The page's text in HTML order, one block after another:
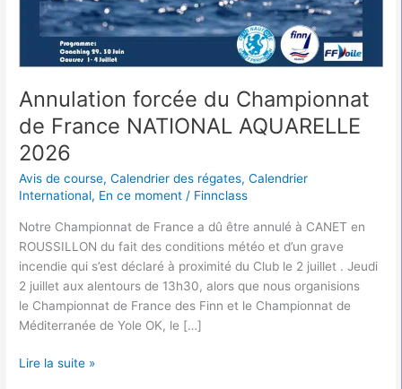
Annulation forcée du Championnat
de France NATIONAL AQUARELLE
2026
Avis de course,Calendrier des régates,Calendrier
International, En ce moment / Finnclass
Notre Championnat de France a dû être annulé à CANET en
ROUSSILLON du fait des conditions météo et d’un grave
incendie qui s’est déclaré à proximité du Club le 2 juillet . Jeudi
2 juillet aux alentours de 13h30, alors que nous organisions
le Championnat de France des Finn et le Championnat de
Méditerranée de Yole OK, le […]
AQUARELLE
2026
Lire la suite »